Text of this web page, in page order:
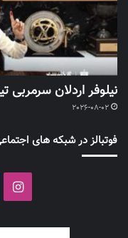
نیلوفر اردلان سرمربی
2026-08-02
فوتبالز در شبکه های